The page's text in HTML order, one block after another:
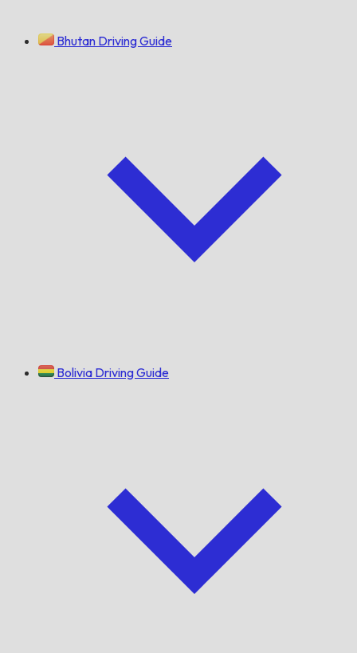
Bhutan Driving Guide
Bolivia Driving Guide